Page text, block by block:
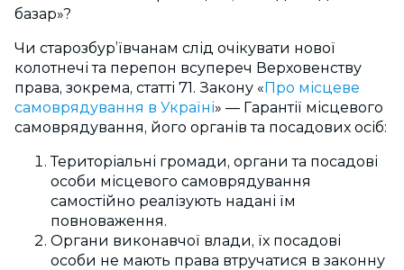
базар»?
Чи старозбур’ївчанам слід очікувати нової
колотнечі та перепон всупереч Верховенству
права, зокрема, статті 71. Закону «Про місцеве
самоврядування в Україні» — Гарантії місцевого
самоврядування, його органів та посадових осіб:
Територіальні громади, органи та посадові
особи місцевого самоврядування
самостійно реалізують надані їм
повноваження.
Органи виконавчої влади, їх посадові
особи не мають права втручатися в законну